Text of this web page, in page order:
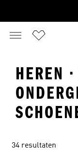
HEREN
34 resultaten